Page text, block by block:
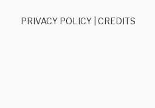
PRIVACY POLICY CREDITS